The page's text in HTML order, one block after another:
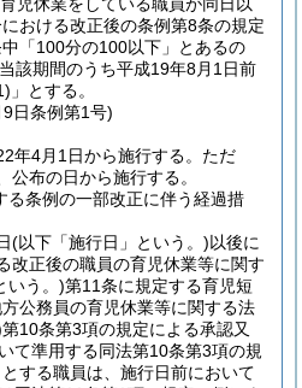
おける改正後の条例第8条の規定
「100分の100以下」とあるの
該期間のうち平成19年8月1日前
」とする。
9日条例第1号)
年4月1日から施行する。 ただ
公布の日から施行する。
る条例の一部改正に伴う経過措
(以下「施行日」という。)以後に
改正後の職員の育児休業等に関す
いう。)第11条に規定する育児短
公務員の育児休業等に関する法
第10条第3項の規定による承認又
て準用する同法第10条第3項の規
する職員は、施行日前において